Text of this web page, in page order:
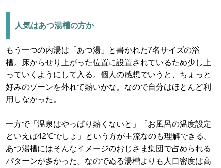
人気はあつ湯槽の方か
もう一つの内湯は「あつ湯」と書かれた7名サイズの浴
槽。床からせり上がった位置に設置されているため少し上
っていくようにして入る。個人の感想でいうと、ちょっと
好みのゾーンを外れて熱いかな。なので自分はほとんど利
用しなかった。
一方で「温泉はやっぱり熱くないと」「お風呂の温度設定
といえば42℃でしょ」という方が主流なのも理解できる。
あつ湯槽にはそんなイメージのおじさま集団で占められる
パターンが多かった。なのでぬる湯槽よりも人口密度は高